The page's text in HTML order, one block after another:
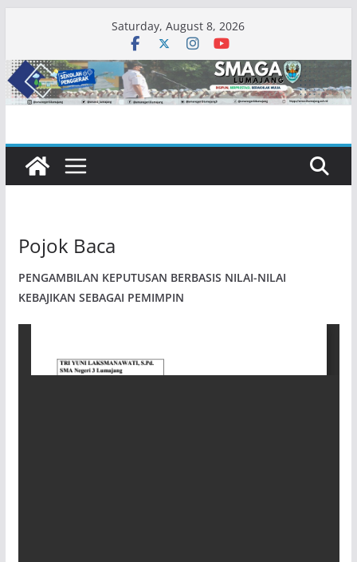
content
Saturday, August 8, 2026
Pojok Baca
PENGAMBILAN KEPUTUSAN BERBASIS NILAI-NILAI
KEBAJIKAN SEBAGAI PEMIMPIN